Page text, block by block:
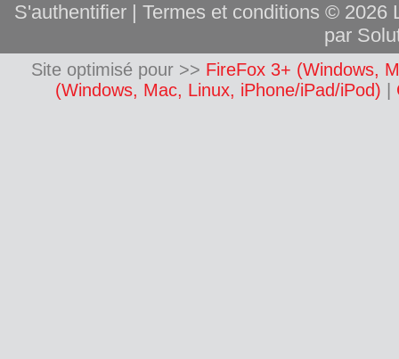
S'authentifier| Termes et conditions © 2026
par
Site optimisé pour >> FireFox 3+ (Windows,
(Windows, Mac, Linux, iPhone/iPad/iPod)